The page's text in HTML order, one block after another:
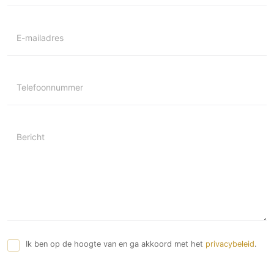
E-mailadres
Telefoonnummer
Bericht
Ik ben op de hoogte van en ga akkoord met het privacybeleid.